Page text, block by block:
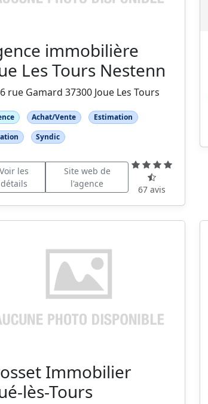
immobilière
Les Tours Nestenn
rue Gamard 37300 Joue Les Tours
Achat/Vente
Estimation
Syndic
Voir les
détails
Site web de
l'agence
67 avis
Immobilier
lès-Tours